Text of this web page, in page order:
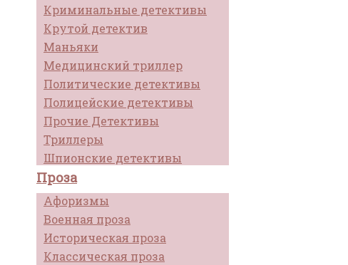
Криминальные детективы
Крутой детектив
Маньяки
Медицинский триллер
Политические детективы
Полицейские детективы
Прочие Детективы
Триллеры
Шпионские детективы
Проза
Афоризмы
Военная проза
Историческая проза
Классическая проза